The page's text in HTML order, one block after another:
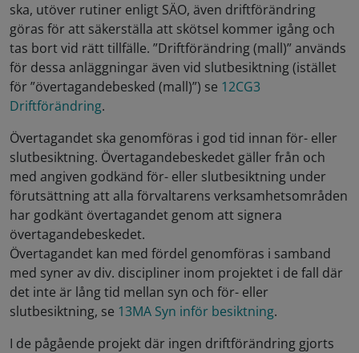
ska, utöver rutiner enligt SÄO, även driftförändring
göras för att säkerställa att skötsel kommer igång och
tas bort vid rätt tillfälle. ”Driftförändring (mall)” används
för dessa anläggningar även vid slutbesiktning (istället
för ”övertagandebesked (mall)”) se 12CG3
Driftförändring.
Övertagandet ska genomföras i god tid innan för- eller
slutbesiktning. Övertagandebeskedet gäller från och
med angiven godkänd för- eller slutbesiktning under
förutsättning att alla förvaltarens verksamhetsområden
har godkänt övertagandet genom att signera
övertagandebeskedet.
Övertagandet kan med fördel genomföras i samband
med syner av div. discipliner inom projektet i de fall där
det inte är lång tid mellan syn och för- eller
slutbesiktning, se 13MA Syn inför besiktning.
I de pågående projekt där ingen driftförändring gjorts